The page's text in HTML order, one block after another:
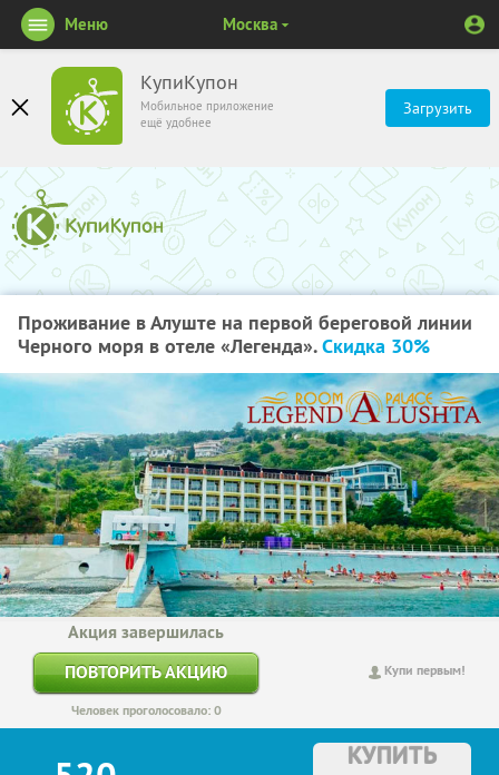
КупиКупон
Мобильное приложение
ещё удобнее
Загрузить
Меню Москва
Проживание в Алуште на первой береговой линии
Черного моря в отеле «Легенда».Скидка 30%
Купи первым!
Акция завершилась
ПОВТОРИТЬ АКЦИЮ
Человек проголосовало: 0
КУПИТЬ